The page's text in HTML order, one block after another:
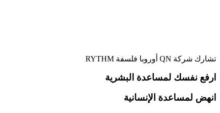
تشارك شركة QN أوروبا فلسفة RYTHM
ارفع نفسك لمساعدة البشرية
انهض لمساعدة الإنسانية